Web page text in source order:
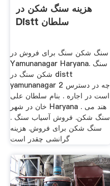
هزینه سنگ شکن در
Distt سلطان
سنگ شکن سنگ برای فروش در
Yamunanagar Haryana. سنگ
شکن سنگ در distt
yamunanagar 2 چه در دسترس
است در اجاره . بنام سلطان علی
خان در شهر Haryana هند می .
سنگ شکن. فروش آسیاب سنگ .
سنگ شکن برای فروش. هزینه
گرانشی چقدر است